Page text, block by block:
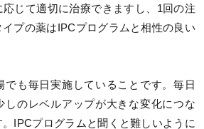
応じて適切に治療できますし、1回の注
プの薬はIPCプログラムと相性の良い
でも毎日実施していることです。毎日
しのレベルアップが大きな変化につな
IPCプログラムと聞くと難しいように